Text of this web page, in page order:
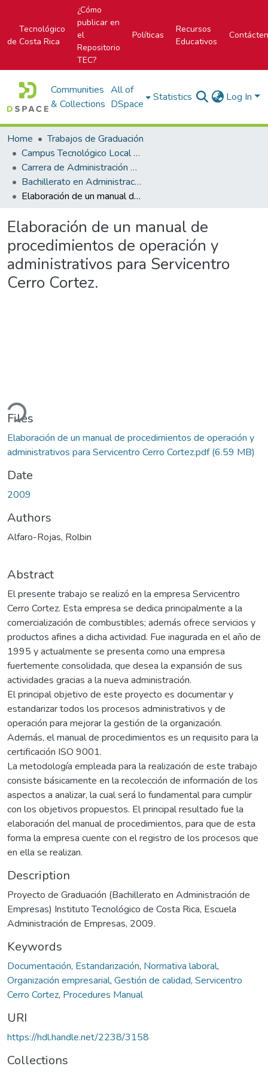
Tecnológico
de Costa Rica
¿Cómo
publicar en
el
Repositorio
TEC?
Políticas
Recursos
Educativos
Communities
& Collections
All of
DSpace
Statistics Log In
Home
Trabajos de Graduación
Campus Tecnológico Local San Carlos
Carrera de Administración de Empresas
Bachillerato en Administración de Empresas
Elaboración de un manual de procedimientos de operación y administrativos para Servicentro Cerro Cortez.
Elaboración de un manual de
procedimientos de operación y
administrativos para Servicentro
Cerro Cortez.
Files
Elaboración de un manual de procedimientos de operación y
administrativos para Servicentro Cerro Cortez.pdf(6.59 MB)
Date
2009
Authors
Alfaro-Rojas, Rolbin
Abstract
El presente trabajo se realizó en la empresa Servicentro
Cerro Cortez. Esta empresa se dedica principalmente a la
comercialización de combustibles; además ofrece servicios y
productos afines a dicha actividad. Fue inagurada en el año de
1995 y actualmente se presenta como una empresa
fuertemente consolidada, que desea la expansión de sus
actividades gracias a la nueva administración.
El principal objetivo de este proyecto es documentar y
estandarizar todos los procesos administrativos y de
operación para mejorar la gestión de la organización.
Además, el manual de procedimientos es un requisito para la
certificación ISO 9001.
La metodología empleada para la realización de este trabajo
consiste básicamente en la recolección de información de los
aspectos a analizar, la cual será lo fundamental para cumplir
con los objetivos propuestos. El principal resultado fue la
elaboración del manual de procedimientos, para que de esta
forma la empresa cuente con el registro de los procesos que
en ella se realizan.
Description
Proyecto de Graduación (Bachillerato en Administración de
Empresas) Instituto Tecnológico de Costa Rica, Escuela
Administración de Empresas, 2009.
Keywords
Documentación, Estandarización, Normativa laboral,
Organización empresarial, Gestión de calidad, Servicentro
Cerro Cortez, Procedures Manual
URI
https://hdl.handle.net/2238/3158
Collections